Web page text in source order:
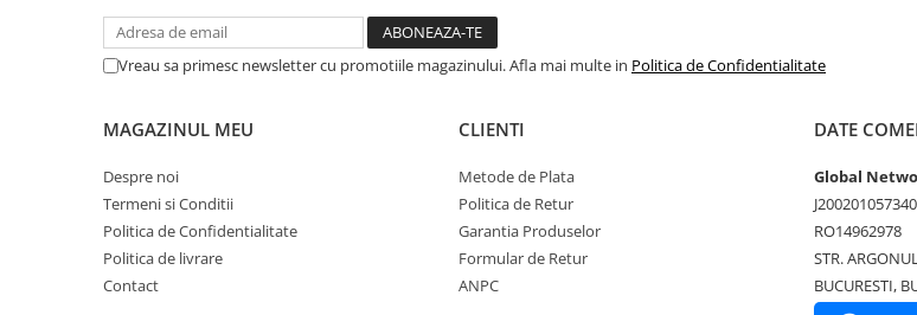
Vreau sa primesc newsletter cu promotiile magazinului. Afla mai multe in Politica de Confidentialitate
MAGAZINUL MEU
Despre noi
Termeni si Conditii
Politica de Confidentialitate
Politica de livrare
Contact
CLIENTI
Metode de Plata
Politica de Retur
Garantia Produselor
Formular de Retur
ANPC
DATE
Global
RO14962978
STR.
BUCURESTI,